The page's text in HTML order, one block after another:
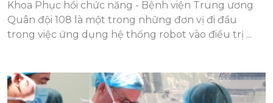
Khoa Phục hồi chức năng - Bệnh viện Trung ương
Quân đội 108 là một trong những đơn vị đi đầu
trong việc ứng dụng hệ thống robot vào điều trị ...